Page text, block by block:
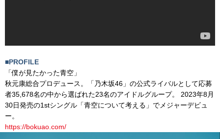
■PROFILE
「僕が見たかった青空」
秋元康総合プロデュース。「乃木坂46」の公式ライバルとして応募
者35,678名の中から選ばれた23名のアイドルグループ。 2023年8月
30日発売の1stシングル「青空について考える」でメジャーデビュ
ー。
https://bokuao.com/